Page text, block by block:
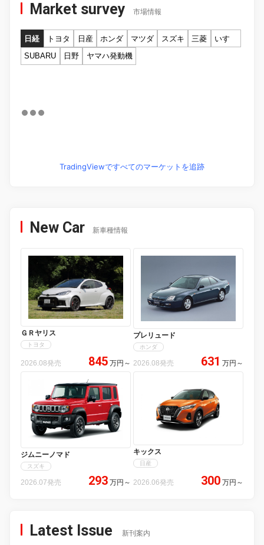
Market survey 市場情報
日経 トヨタ 日産 ホンダ マツダ スズキ 三菱
いすゞ
SUBARU
日野 ヤマハ発動機
TradingViewですべてのマーケットを追跡
New Car 新車種情報
ＧＲヤリス
トヨタ
2026.08発売 845 万円 ～
プレリュード
ホンダ
2026.08発売 631 万円 ～
ジムニーノマド
スズキ
2026.07発売 293 万円 ～
キックス
日産
2026.06発売 300 万円 ～
Latest Issue 新刊案内